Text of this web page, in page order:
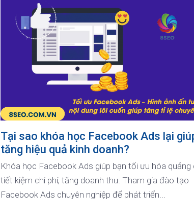
Tại sao khóa học Facebook Ads lại
tăng hiệu quả kinh doanh?
Khóa học Facebook Ads giúp bạn tối ưu hóa quảng
tiết kiệm chi phí, tăng doanh thu. Tham gia đào tạo
Facebook Ads chuyên nghiệp để phát triển...